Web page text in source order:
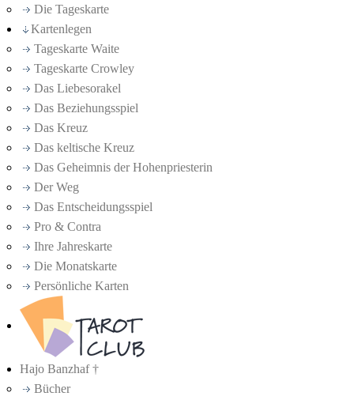
Die Tageskarte
Kartenlegen
Tageskarte Waite
Tageskarte Crowley
Das Liebesorakel
Das Beziehungsspiel
Das Kreuz
Das keltische Kreuz
Das Geheimnis der Hohenpriesterin
Der Weg
Das Entscheidungsspiel
Pro & Contra
Ihre Jahreskarte
Die Monatskarte
Persönliche Karten
Hajo Banzhaf †
Bücher